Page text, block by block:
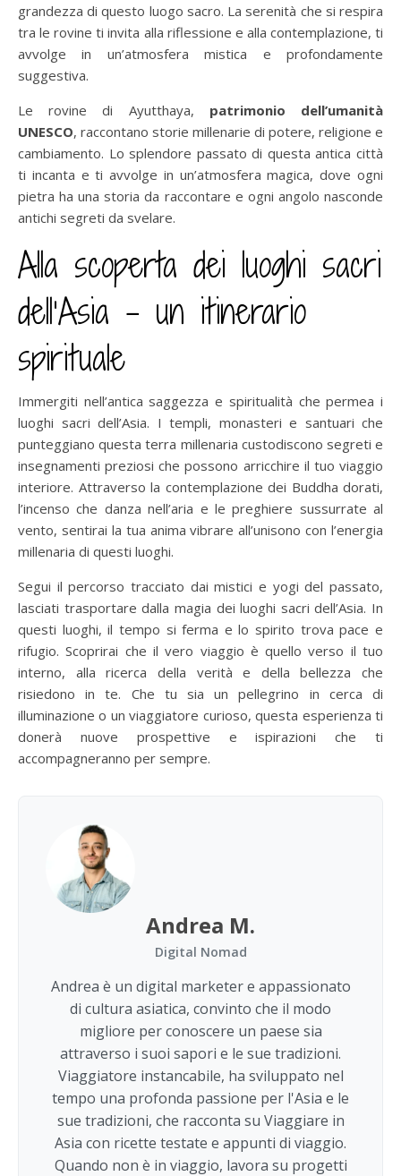
grandezza di questo luogo sacro. La serenità che si respira
tra le rovine ti invita alla riflessione e alla contemplazione, ti
avvolge in un’atmosfera mistica e profondamente
suggestiva.
Le rovine di Ayutthaya, patrimonio dell’umanità
UNESCO, raccontano storie millenarie di potere, religione e
cambiamento. Lo splendore passato di questa antica città
ti incanta e ti avvolge in un’atmosfera magica, dove ogni
pietra ha una storia da raccontare e ogni angolo nasconde
antichi segreti da svelare.
Alla scoperta dei luoghi sacri
dell’Asia – un itinerario
spirituale
Immergiti nell’antica saggezza e spiritualità che permea i
luoghi sacri dell’Asia. I templi, monasteri e santuari che
punteggiano questa terra millenaria custodiscono segreti e
insegnamenti preziosi che possono arricchire il tuo viaggio
interiore. Attraverso la contemplazione dei Buddha dorati,
l’incenso che danza nell’aria e le preghiere sussurrate al
vento, sentirai la tua anima vibrare all’unisono con l’energia
millenaria di questi luoghi.
Segui il percorso tracciato dai mistici e yogi del passato,
lasciati trasportare dalla magia dei luoghi sacri dell’Asia. In
questi luoghi, il tempo si ferma e lo spirito trova pace e
rifugio. Scoprirai che il vero viaggio è quello verso il tuo
interno, alla ricerca della verità e della bellezza che
risiedono in te. Che tu sia un pellegrino in cerca di
illuminazione o un viaggiatore curioso, questa esperienza ti
donerà nuove prospettive e ispirazioni che ti
accompagneranno per sempre.
Andrea M.
Digital Nomad
Andrea è un digital marketer e appassionato
di cultura asiatica, convinto che il modo
migliore per conoscere un paese sia
attraverso i suoi sapori e le sue tradizioni.
Viaggiatore instancabile, ha sviluppato nel
tempo una profonda passione per l'Asia e le
sue tradizioni, che racconta su Viaggiare in
Asia con ricette testate e appunti di viaggio.
Quando non è in viaggio, lavora su progetti